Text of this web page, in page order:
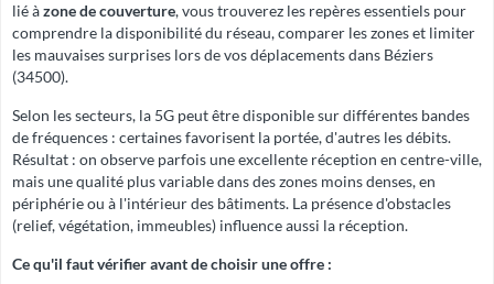
lié àzone de couverture, vous trouverez les repères essentiels pour
comprendre la disponibilité du réseau, comparer les zones et limiter
les mauvaises surprises lors de vos déplacements dans Béziers
(34500).
Selon les secteurs, la 5G peut être disponible sur différentes bandes
de fréquences : certaines favorisent la portée, d'autres les débits.
Résultat : on observe parfois une excellente réception en centre-ville,
mais une qualité plus variable dans des zones moins denses, en
périphérie ou à l'intérieur des bâtiments. La présence d'obstacles
(relief, végétation, immeubles) influence aussi la réception.
Ce qu'il faut vérifier avant de choisir une offre :